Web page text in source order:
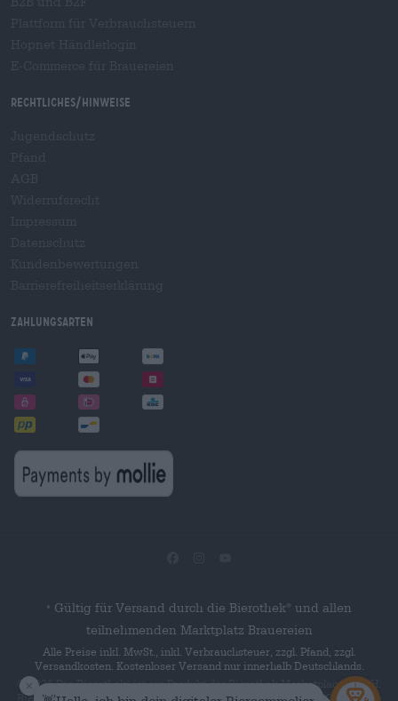
Rechtliches/Hinweise
Zahlungsarten
* Gültig für Versand durch die Bierothek ®
und allen
teilnehmenden Marktplatz Brauereien
Alle Preise inkl. MwSt., inkl. Verbrauchsteuer, zzgl. Pfand, zzgl.
Versandkosten. Kostenloser Versand nur innerhalb Deutschlands.
© 2026 Die Bierothek ist ein Produkt der Bierothek Marketplace GmbH.
Bierothek ist eine eingetragene Marke der Bierothek Group GmbH. Alle